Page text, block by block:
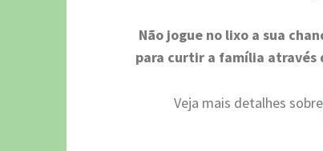
Não jogue no lixo a sua
para curtir a família através
Veja mais detalhes sobre